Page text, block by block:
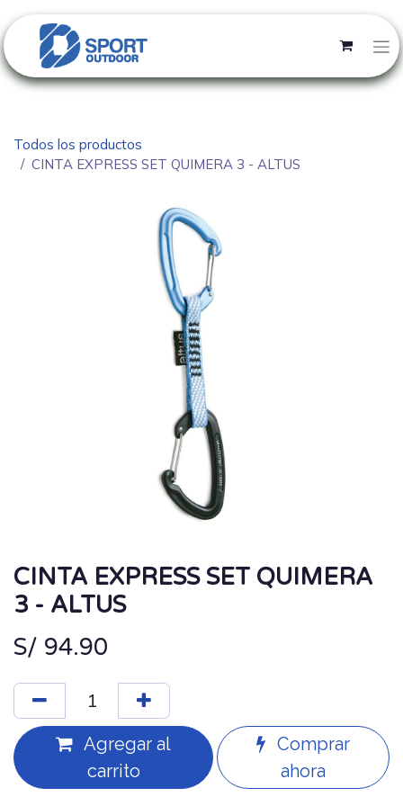
Todos los productos
CINTA EXPRESS SET QUIMERA 3 - ALTUS
CINTA EXPRESS SET QUIMERA
3 - ALTUS
S/ 94.90
Agregar al
carrito
Comprar
ahora